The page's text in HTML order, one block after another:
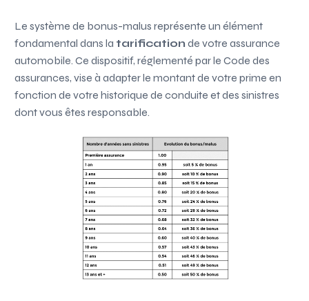
Le système de bonus-malus représente un élément
fondamental dans la tarification de votre assurance
automobile. Ce dispositif, réglementé par le Code des
assurances, vise à adapter le montant de votre prime en
fonction de votre historique de conduite et des sinistres
dont vous êtes responsable.